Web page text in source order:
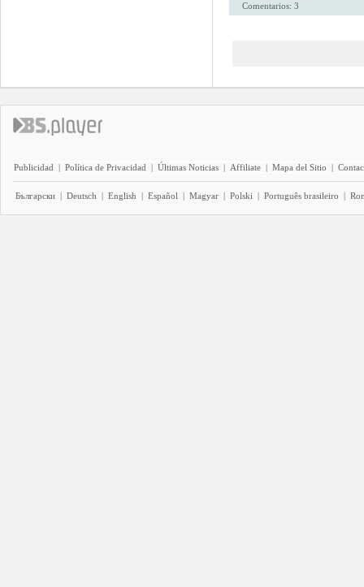
Comentarios: 3
Publicidad | Política de Privacidad | Últimas Noticias | Affiliate | Mapa del Sitio |
Български | Deutsch | English | Español | Magyar | Polski | Português brasileiro |